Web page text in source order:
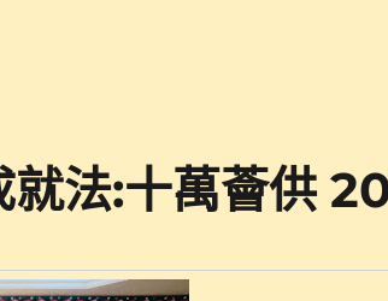
法:十萬薈供